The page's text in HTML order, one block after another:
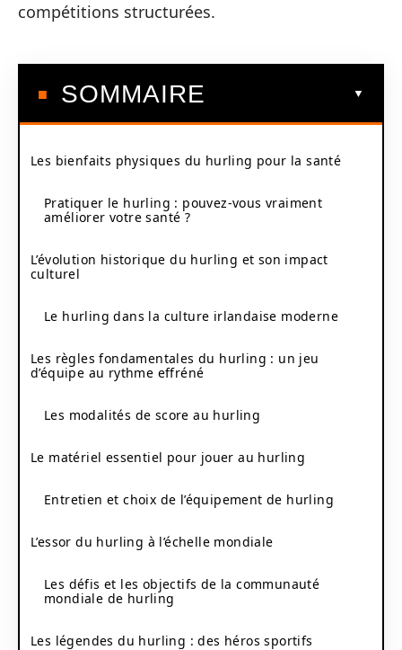
compétitions structurées.
SOMMAIRE
Les bienfaits physiques du hurling pour la santé
Pratiquer le hurling : pouvez-vous vraiment
améliorer votre santé ?
L’évolution historique du hurling et son impact
culturel
Le hurling dans la culture irlandaise moderne
Les règles fondamentales du hurling : un jeu
d’équipe au rythme effréné
Les modalités de score au hurling
Le matériel essentiel pour jouer au hurling
Entretien et choix de l’équipement de hurling
L’essor du hurling à l’échelle mondiale
Les défis et les objectifs de la communauté
mondiale de hurling
Les légendes du hurling : des héros sportifs